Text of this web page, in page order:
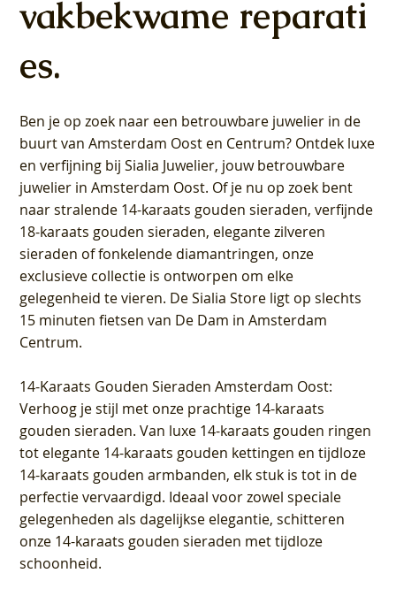
vakbekwame reparati
es.
Ben je op zoek naar een betrouwbare juwelier in de
buurt van Amsterdam Oost en Centrum? Ontdek luxe
en verfijning bij Sialia Juwelier, jouw betrouwbare
juwelier in Amsterdam Oost. Of je nu op zoek bent
naar stralende 14-karaats gouden sieraden, verfijnde
18-karaats gouden sieraden, elegante zilveren
sieraden of fonkelende diamantringen, onze
exclusieve collectie is ontworpen om elke
gelegenheid te vieren. De Sialia Store ligt op slechts
15 minuten fietsen van De Dam in Amsterdam
Centrum.
14-Karaats Gouden Sieraden Amsterdam Oost:
Verhoog je stijl met onze prachtige 14-karaats
gouden sieraden. Van luxe 14-karaats gouden ringen
tot elegante 14-karaats gouden kettingen en tijdloze
14-karaats gouden armbanden, elk stuk is tot in de
perfectie vervaardigd. Ideaal voor zowel speciale
gelegenheden als dagelijkse elegantie, schitteren
onze 14-karaats gouden sieraden met tijdloze
schoonheid.